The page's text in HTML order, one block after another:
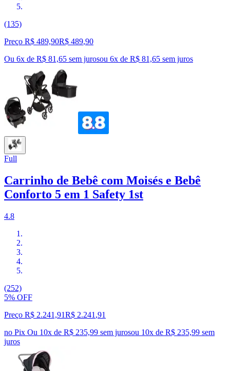
(135)
Preço R$ 489,90R$ 489,90
Ou 6x de R$ 81,65 sem jurosou 6x de R$ 81,65 sem juros
Full
Carrinho de Bebê com Moisés e Bebê
Conforto 5 em 1 Safety 1st
4.8
(252)
5% OFF
Preço R$ 2.241,91R$ 2.241 ,91
no Pix Ou 10x de R$ 235,99 sem jurosou 10x de R$ 235,99 sem
juros